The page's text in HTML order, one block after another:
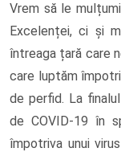
Vrem să le
Excelenței, ci și
întreaga țară care
care luptăm
de perfid. La
de COVID-19 în
împotriva unui